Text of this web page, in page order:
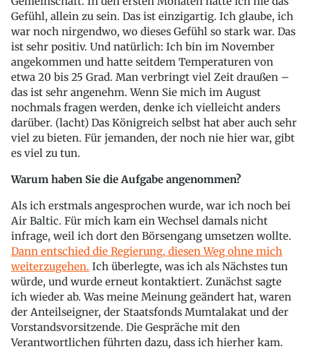
Gefühl, allein zu sein. Das ist einzigartig. Ich glaube, ich
war noch nirgendwo, wo dieses Gefühl so stark war. Das
ist sehr positiv. Und natürlich: Ich bin im November
angekommen und hatte seitdem Temperaturen von
etwa 20 bis 25 Grad. Man verbringt viel Zeit draußen –
das ist sehr angenehm. Wenn Sie mich im August
nochmals fragen werden, denke ich vielleicht anders
darüber. (lacht) Das Königreich selbst hat aber auch sehr
viel zu bieten. Für jemanden, der noch nie hier war, gibt
es viel zu tun.
Warum haben Sie die Aufgabe angenommen?
Als ich erstmals angesprochen wurde, war ich noch bei
Air Baltic. Für mich kam ein Wechsel damals nicht
infrage, weil ich dort den Börsengang umsetzen wollte.
Dann entschied die Regierung, diesen Weg ohne mich
weiterzugehen. Ich überlegte, was ich als Nächstes tun
würde, und wurde erneut kontaktiert. Zunächst sagte
ich wieder ab. Was meine Meinung geändert hat, waren
der Anteilseigner, der Staatsfonds Mumtalakat und der
Vorstandsvorsitzende. Die Gespräche mit den
Verantwortlichen führten dazu, dass ich hierher kam.